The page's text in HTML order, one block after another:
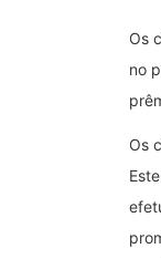
Os
no
Os